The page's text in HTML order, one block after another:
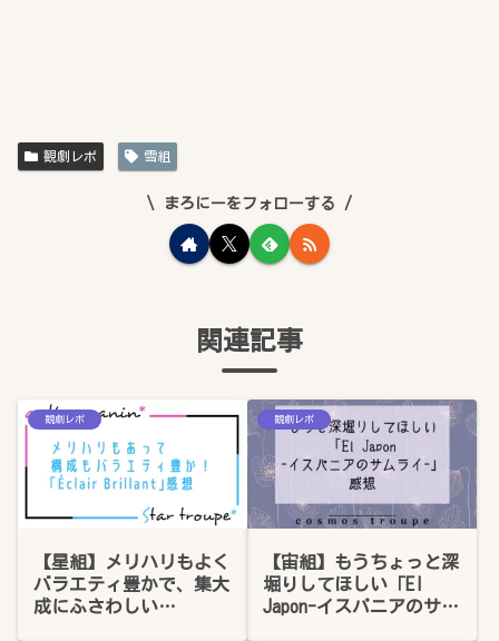
観劇レポ 雪組
まろにーをフォローする
関連記事
観劇レポ
【星組】メリハリもよく
バラエティ豊かで、集大
成にふさわしい
観劇レポ
【宙組】もうちょっと深
堀りしてほしい「El
Japon-イスパニアのサム